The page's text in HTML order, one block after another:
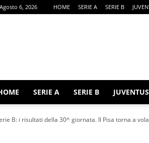
6, 2026 HOME SERIE A SERIE B
SERIE A SERIE B JUVENTUS
B: i risultati della 30^ giornata. Il Pisa torna a